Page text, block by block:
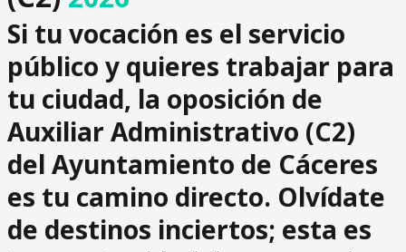
Si tu vocación es el servicio
público y quieres trabajar para
tu ciudad, la oposición de
Auxiliar Administrativo (C2)
del Ayuntamiento de Cáceres
es tu camino directo. Olvídate
de destinos inciertos; esta es